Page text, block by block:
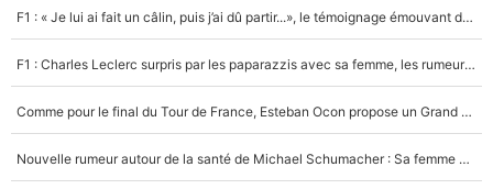
F1 : « Je lui ai fait un câlin, puis j’ai dû partir...», le témoignage émouvant de Max Verstappen sur sa fille
F1 : Charles Leclerc surpris par les paparazzis avec sa femme, les rumeurs étaient vraies !
Comme pour le final du Tour de France, Esteban Ocon propose un Grand Prix de Formule 1 à Paris : «Autour de l’Arc de Triomphe, ce serait génial» !
Nouvelle rumeur autour de la santé de Michael Schumacher : Sa femme Corinna sort du silence